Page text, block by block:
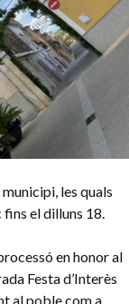
les quals
el dilluns 18.
en honor al
Festa d’Interès
al poble com a